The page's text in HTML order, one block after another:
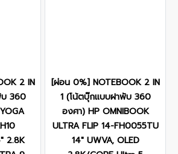
2 IN
บ 360
2.8K
[ผ่อน 0%] NOTEBOOK 2 IN
1 (โน้ตบุ๊กแบบฝาพับ 360
องศา) HP OMNIBOOK
ULTRA FLIP 14-FH0055TU
14" UWVA, OLED